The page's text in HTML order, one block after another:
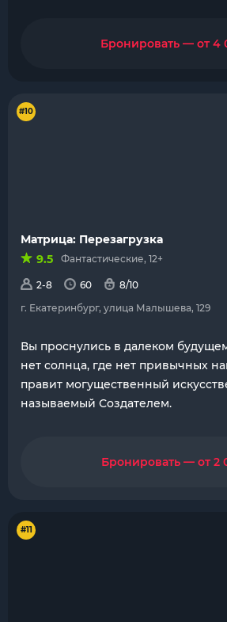
Бронировать — от 4
#10
Матрица: Перезагрузка
9.5
Фантастические, 12+
2-8 60
8/10
г. Екатеринбург, улица Малышева, 129
Вы проснулись в далеком
нет солнца, где нет привычных
правит могущественный
называемый Создателем.
Бронировать — от 2
#11